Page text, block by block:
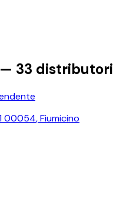
33 distributori
00054,Fiumicino